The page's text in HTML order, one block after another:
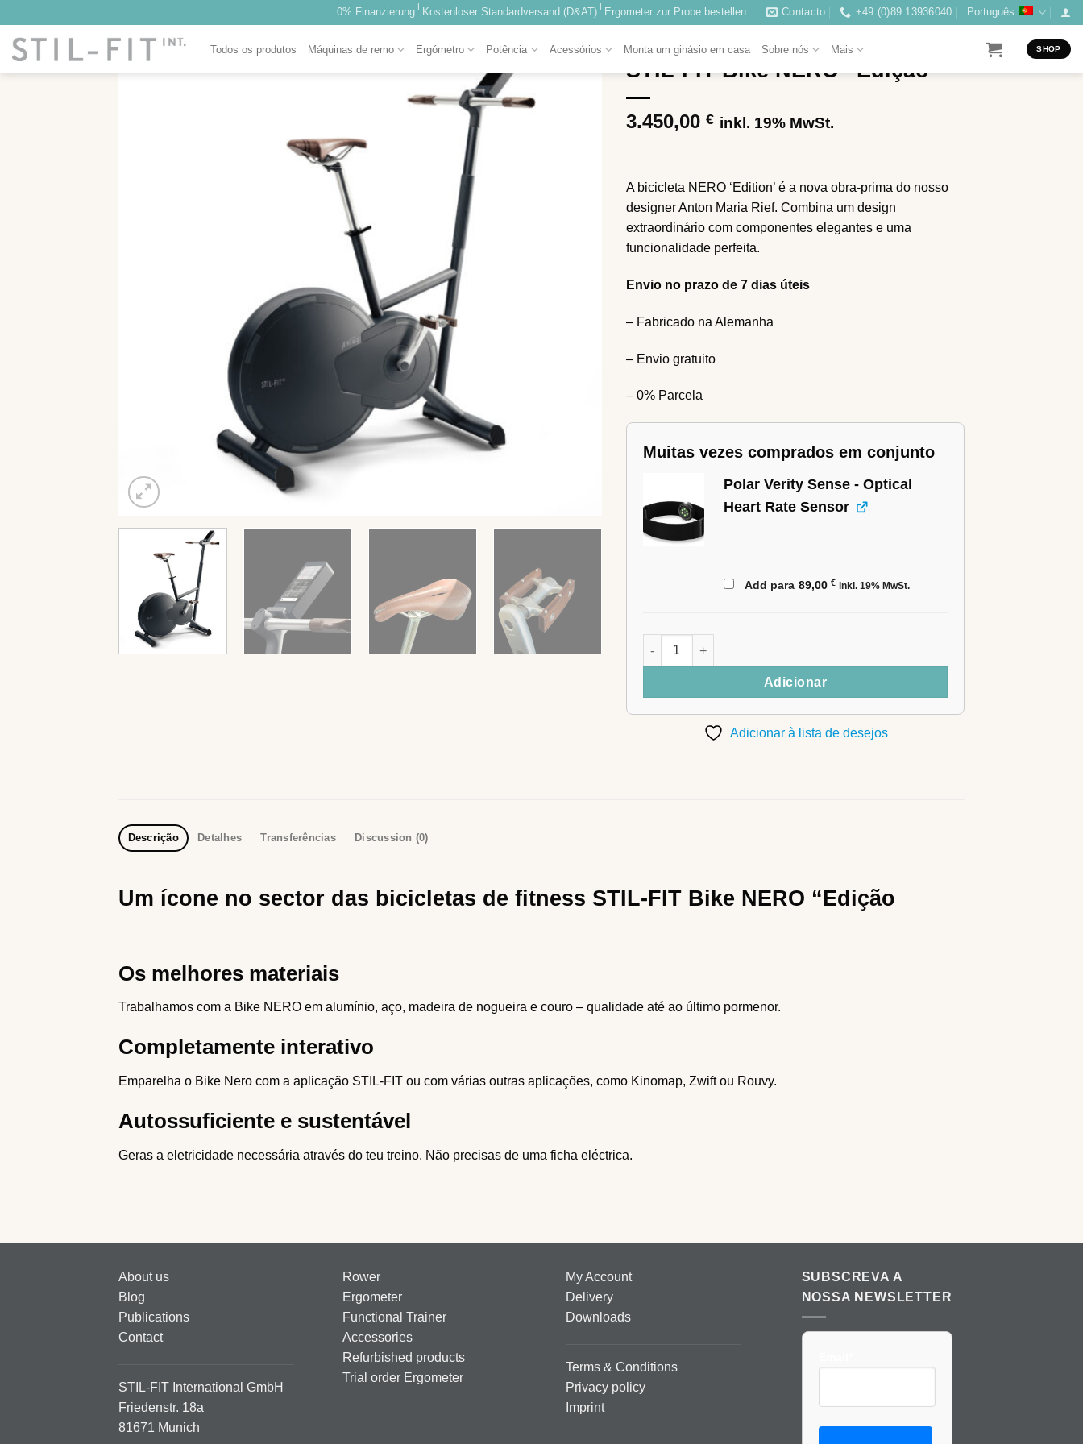
para
0% Finanzierung | Kostenloser Standardversand (D&AT) | Ergometer zur Probe bestellen Contacto +49 (0)89 13936040 Português
Todos os produtos Máquinas de remo Ergómetro Potência Acessórios Monta um ginásio em casa Sobre nós Mais SHOP
INÍCIO SHOP BICICLETA ERGOMÉTRICA
STIL-FIT Bike NERO “Edição
3.450,00 € inkl. 19% MwSt.
A bicicleta NERO ‘Edition’ é a nova obra-prima do nosso
designer Anton Maria Rief. Combina um design
extraordinário com componentes elegantes e uma
funcionalidade perfeita.
Envio no prazo de 7 dias úteis
– Fabricado na Alemanha
– Envio gratuito
– 0% Parcela
Muitas vezes comprados em conjunto
Polar Verity Sense - Optical
Heart Rate Sensor
Add para 89,00€ inkl. 19% MwSt.
Quantidade de STIL-FIT Bike NERO "Edição
Adicionar
Adicionar à lista de desejos
Descrição Detalhes Transferências Discussion (0)
Um ícone no sector das bicicletas de fitness STIL-FIT Bike NERO “Edição
Os melhores materiais
Trabalhamos com a Bike NERO em alumínio, aço, madeira de nogueira e couro – qualidade até ao último pormenor.
Completamente interativo
Emparelha o Bike Nero com a aplicação STIL-FIT ou com várias outras aplicações, como Kinomap, Zwift ou Rouvy.
Autossuficiente e sustentável
Geras a eletricidade necessária através do teu treino. Não precisas de uma ficha eléctrica.
About us
Blog
Publications
Contact
STIL-FIT International GmbH
Friedenstr. 18a
81671 Munich
Rower
Ergometer
Functional Trainer
Accessories
Refurbished products
Trial order Ergometer
My Account
Delivery
Downloads
Terms & Conditions
Privacy policy
Imprint
SUBSCREVA A
NOSSA NEWSLETTER